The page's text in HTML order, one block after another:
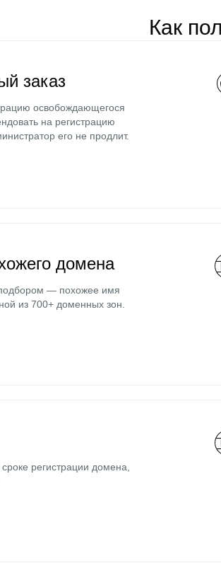
Как
заказ
освобождающегося
на регистрацию
его не продлит.
домена
— похожее имя
из 700+ доменных зон.
регистрации домена,